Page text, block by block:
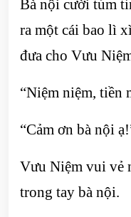
Bà nội cười tủm
ra một cái bao lì
đưa cho Vưu
“Niệm niệm, tiền
“Cảm ơn bà nội
Vưu Niệm vui vẻ
trong tay bà nội.